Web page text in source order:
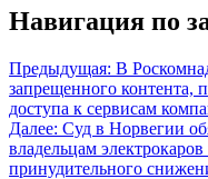
Навигация по
Предыдущая: В
запрещенного контента,
доступа к сервисам
Далее: Суд в Норвегии
владельцам
принудительного